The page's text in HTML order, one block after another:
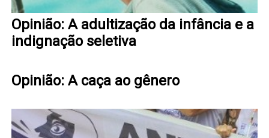
Opinião: A adultização da infância e a
indignação seletiva
Opinião: A caça ao gênero